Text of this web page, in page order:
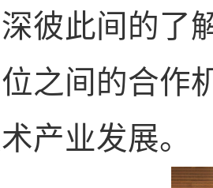
彼此间的了
之间的合作
产业发展。